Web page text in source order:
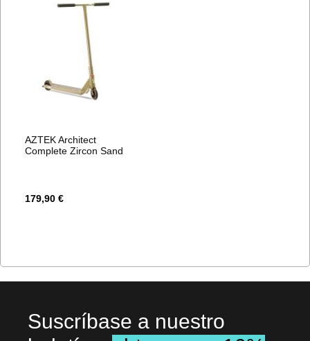
AZTEK Architect
Complete Zircon Sand
179,90 €
Suscríbase a nuestro